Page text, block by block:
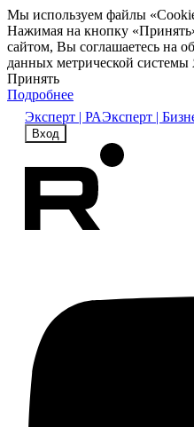
Мы используем файлы
Нажимая на кнопку
сайтом, Вы соглашаетесь на
данных метрической
Принять
Подробнее
Эксперт | РАЭксперт |
Вход